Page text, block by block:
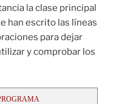
la clase principal
han escrito las líneas
para dejar
y comprobar los